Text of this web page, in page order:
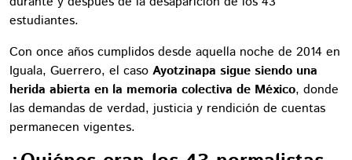
estudiantes.
Con once años cumplidos desde aquella noche de 2014 en
Iguala, Guerrero, el caso Ayotzinapa sigue siendo una
herida abierta en la memoria colectiva de México, donde
las demandas de verdad, justicia y rendición de cuentas
permanecen vigentes.